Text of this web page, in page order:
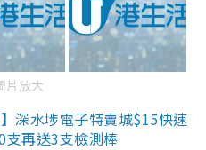
片放大
深水埗電子特賣城$15快速
支再送3支檢測棒